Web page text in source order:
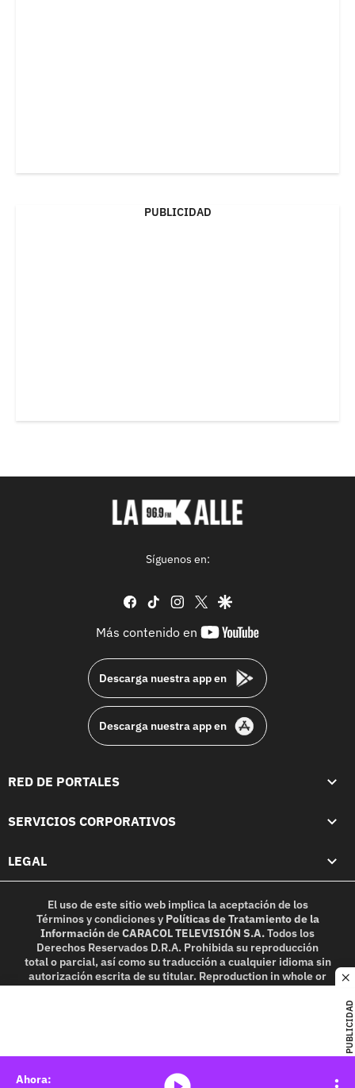
PUBLICIDAD
PUBLICIDAD
Síguenos en:
facebook
tiktok instagram
twittergoogle
Más contenido en
youtube-
Descarga nuestra app en
Descarga nuestra app en
RED DE PORTALES
SERVICIOS CORPORATIVOS
LEGAL
El uso de este sitio web implica la aceptación de los
Términos y condicionesy Políticas de Tratamiento de la
InformacióndeCARACOL TELEVISIÓN S.A.Todos los
Derechos Reservados D.R.A. Prohibida su reproducción
total o parcial, así como su traducción a cualquier idioma sin
autorización escrita de su titular. Reproduction in whole or
in part, or translation without written permission is